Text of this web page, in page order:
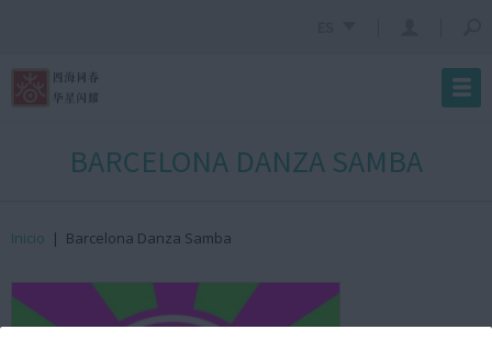
BARCELONA DANZA SAMBA
Inicio | Barcelona Danza Samba